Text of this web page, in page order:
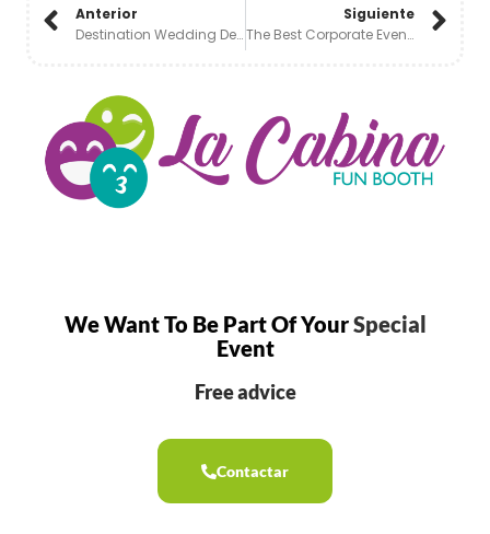
Anterior
Destination Wedding Design: The Details That Make Every Celebration Unique💫🪩
Siguiente
The Best Corporate Events Always Give People Something To Talk About ✨👑
We Want To Be Part Of YourSpecial
Event
Free advice
Contactar